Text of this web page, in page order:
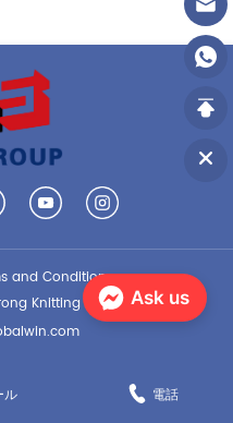
ル 電話
and Conditions
Knitting Co.、Ltd。Ask us